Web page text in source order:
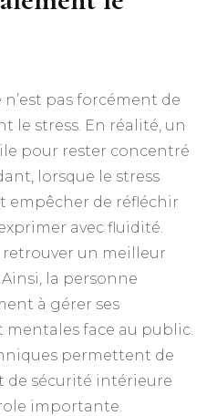
n’est pas forcément de
le stress. En réalité, un
pour rester concentré
lorsque le stress
empêcher de réfléchir
avec fluidité.
retrouver un meilleur
la personne
à gérer ses
mentales face au public.
permettent de
de sécurité intérieure
importante.